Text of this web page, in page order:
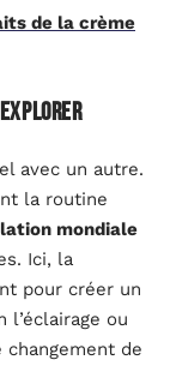
de la crème
explorer
avec un autre.
la routine
mondiale
Ici, la
pour créer un
ou
changement de